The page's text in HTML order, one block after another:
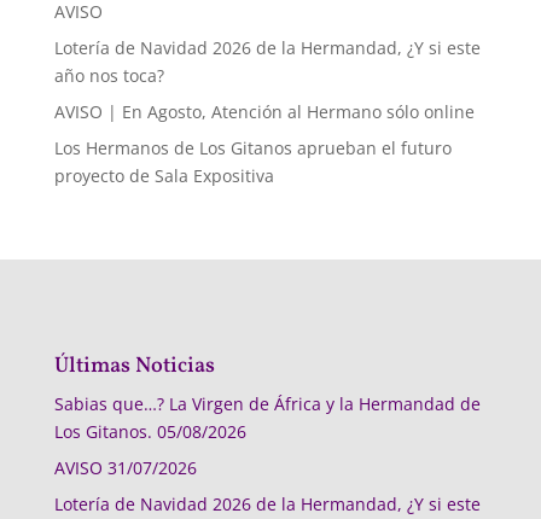
AVISO
Lotería de Navidad 2026 de la Hermandad, ¿Y si este
año nos toca?
AVISO | En Agosto, Atención al Hermano sólo online
Los Hermanos de Los Gitanos aprueban el futuro
proyecto de Sala Expositiva
Últimas Noticias
Sabias que…? La Virgen de África y la Hermandad de
Los Gitanos. 05/08/2026
AVISO 31/07/2026
Lotería de Navidad 2026 de la Hermandad, ¿Y si este